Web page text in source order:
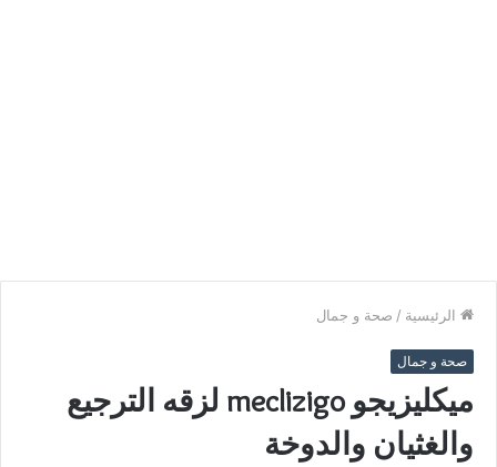
الرئيسية / صحة و جمال
صحة و جمال
ميكليزيجو meclizigo لزقه الترجيع
والغثيان والدوخة